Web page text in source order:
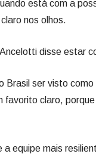
está com a
nos olhos.
disse estar
ser visto
favorito claro,
equipe mais